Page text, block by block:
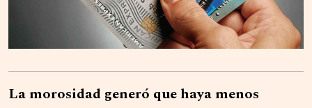
La morosidad generó que haya menos